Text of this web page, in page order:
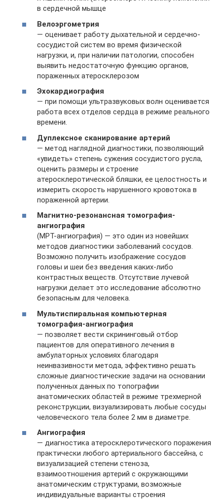
в сердечной мышце
Велоэргометрия
— оценивает работу дыхательной и сердечно-
сосудистой систем во время физической
нагрузки, и, при наличии патологии, способен
выявить недостаточную функцию органов,
пораженных атеросклерозом
Эхокардиография
— при помощи ультразвуковых волн оценивается
работа всех отделов сердца в режиме реального
времени.
Дуплексное сканирование артерий
— метод наглядной диагностики, позволяющий
«увидеть» степень сужения сосудистого русла,
оценить размеры и строение
атеросклеротической бляшки, ее целостность и
измерить скорость нарушенного кровотока в
пораженной артерии.
Магнитно-резонансная томография-
ангиография
(МРТ-ангиография) — это один из новейших
методов диагностики заболеваний сосудов.
Возможно получить изображение сосудов
головы и шеи без введения каких-либо
контрастных веществ. Отсутствие лучевой
нагрузки делает это исследование абсолютно
безопасным для человека.
Мультиспиральная компьютерная
томография-ангиография
— позволяет вести скрининговый отбор
пациентов для оперативного лечения в
амбулаторных условиях благодаря
неинвазивности метода, эффективно решать
сложные диагностические задачи на основании
полученных данных по топографии
анатомических областей в режиме трехмерной
реконструкции, визуализировать любые сосуды
человеческого тела более 2 мм в диаметре.
Ангиография
— диагностика атеросклеротического поражения
практически любого артериального бассейна, с
визуализацией степени стеноза,
взаимоотношения артерий с окружающими
анатомическим структурами, возможные
индивидуальные варианты строения